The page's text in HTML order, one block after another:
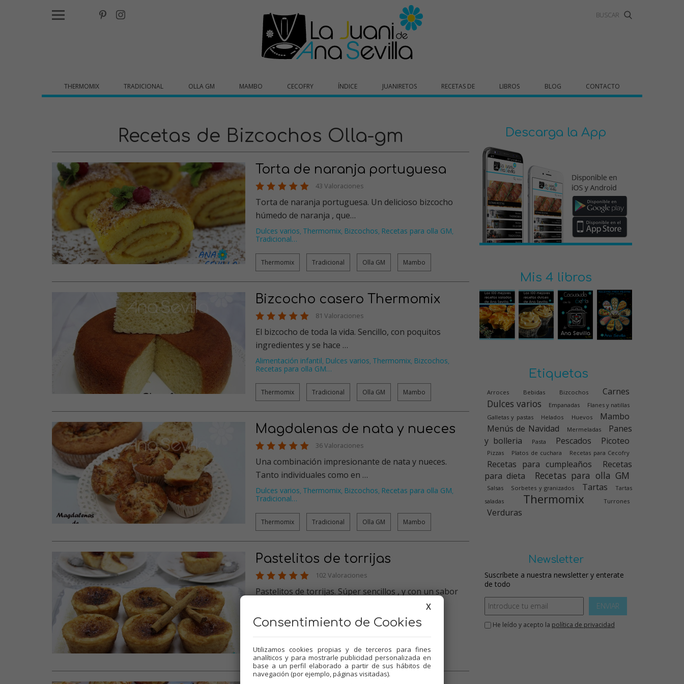
THERMOMIX TRADICIONAL OLLA GM MAMBO CECOFRY ÍNDICE JUANIRETOS RECETAS DE LIBROS BLOG CONTACTO
Recetas de Bizcochos Olla-gm
Torta de naranja portuguesa
43 Valoraciones
Torta de naranja portuguesa. Un delicioso bizcocho
húmedo de naranja , que…
Dulces varios, Thermomix, Bizcochos, Recetas para olla GM,
Tradicional…
Thermomix Tradicional Olla GM Mambo
Bizcocho casero Thermomix
81 Valoraciones
El bizcocho de toda la vida. Sencillo, con poquitos
ingredientes y se hace …
Alimentación infantil, Dulces varios, Thermomix, Bizcochos,
Recetas para olla GM…
Thermomix Tradicional Olla GM Mambo
Magdalenas de nata y nueces
36 Valoraciones
Una combinación impresionante de nata y nueces.
Tanto individuales como en …
Dulces varios, Thermomix, Bizcochos, Recetas para olla GM,
Tradicional…
Thermomix Tradicional Olla GM Mambo
Pastelitos de torrijas
102 Valoraciones
Pastelitos de torrijas. Súper sencillos , y con un sabor
Tartas ,Dulces varios,Thermomix,Bizcochos,
Recetas para olla GM…
Thermomix Tradicional Olla GM Mambo
Descarga la App
Mis 4 libros
Etiquetas
Arroces Bebidas Bizcochos Carnes
Dulces varios Empanadas
Flanes y natillas
Galletas y pastas
Helados Huevos
Mambo
Menús de Navidad
Mermeladas
Panes
y bolleria
Pasta Pescados Picoteo
Pizzas Platos de cuchara Recetas para Cecofry
Recetas para cumpleaños
Recetas
para dieta
Recetas para olla GM
Salsas Sorbetes y granizados Tartas
Tartas
saladas
Thermomix Turrones
Verduras
Newsletter
Suscríbete a nuestra newsletter y enterate
de todo
ENVIAR
He leído y acepto la política de privacidad
X
Consentimiento de Cookies
Utilizamos cookies propias y de terceros para fines
analíticos y para mostrarle publicidad personalizada en
base a un perfil elaborado a partir de sus hábitos de
navegación (por ejemplo, páginas visitadas).